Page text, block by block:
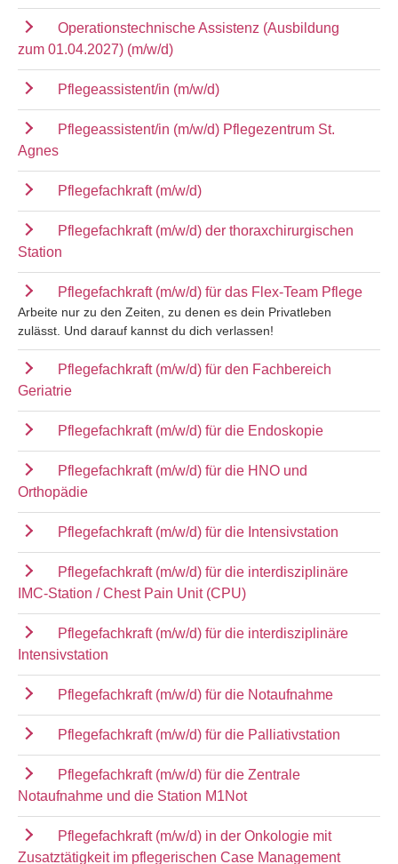
Operationstechnische Assistenz (Ausbildung
zum 01.04.2027) (m/w/d)
Pflegeassistent/in (m/w/d)
Pflegeassistent/in (m/w/d) Pflegezentrum St.
Agnes
Pflegefachkraft (m/w/d)
Pflegefachkraft (m/w/d) der thoraxchirurgischen
Station
Pflegefachkraft (m/w/d) für das Flex-Team Pflege
Arbeite nur zu den Zeiten, zu denen es dein Privatleben
zulässt. Und darauf kannst du dich verlassen!
Pflegefachkraft (m/w/d) für den Fachbereich
Geriatrie
Pflegefachkraft (m/w/d) für die Endoskopie
Pflegefachkraft (m/w/d) für die HNO und
Orthopädie
Pflegefachkraft (m/w/d) für die Intensivstation
Pflegefachkraft (m/w/d) für die interdisziplinäre
IMC-Station / Chest Pain Unit (CPU)
Pflegefachkraft (m/w/d) für die interdisziplinäre
Intensivstation
Pflegefachkraft (m/w/d) für die Notaufnahme
Pflegefachkraft (m/w/d) für die Palliativstation
Pflegefachkraft (m/w/d) für die Zentrale
Notaufnahme und die Station M1Not
Pflegefachkraft (m/w/d) in der Onkologie mit
Zusatztätigkeit im pflegerischen Case Management